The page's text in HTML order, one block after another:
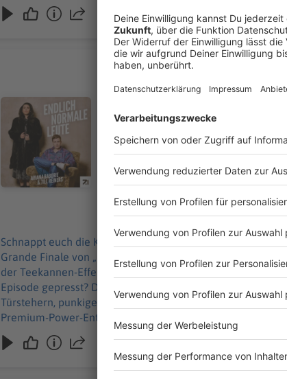
Audiotitel - 90# Die Frau von Robert de Niro
90# Die Frau von Robert de Niro
Schnappt euch die Knabbereien,
Till holen nochmal alles raus! Was
Niro? Wie viele Untenrum-Gags
immer unter dem Play-Button! Außerdem gibt es Hacks im Umgang mit Türstehern, punkige Namen,
Premium-Power-Entertainment und
mitmachen! Viele Grüße aus Paris! Hier geht es zur Sketch-Sitcom mit Till:
findest du alle Infos & Rabatte:
08.11.2023 23:01 / 1h 11min
Schnappt euch die Knabbereien, platziert eurer
Grande Finale von „Endlich normale Leute“! Glücksfrüchtchen Ariana und Coco Cabana Till holen nochmal alles raus! Was ist
der Teekannen-Effekt? In welchem Verhältnis steht Till
Episode gepresst? Die Antworten findet ihr wie immer unter dem Play-Button! Außerdem
Türstehern, punkige Namen, ominöse Abdeckstifte und unnötig kompliziertes
Premium-Power-Entertainment und ein paar
noch eine kleine Überraschung versteckt. Danke für eure Zeit,
es zur Sketch-Sitcom mit Till: https://www.zdf.de/comedy/knigge-und-co Du möchtest mehr
erfahren? Hier findest du alle Infos & Rabatte: https://